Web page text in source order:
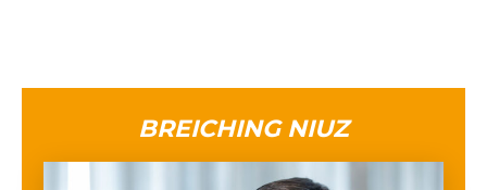
BREICHING NIUZ